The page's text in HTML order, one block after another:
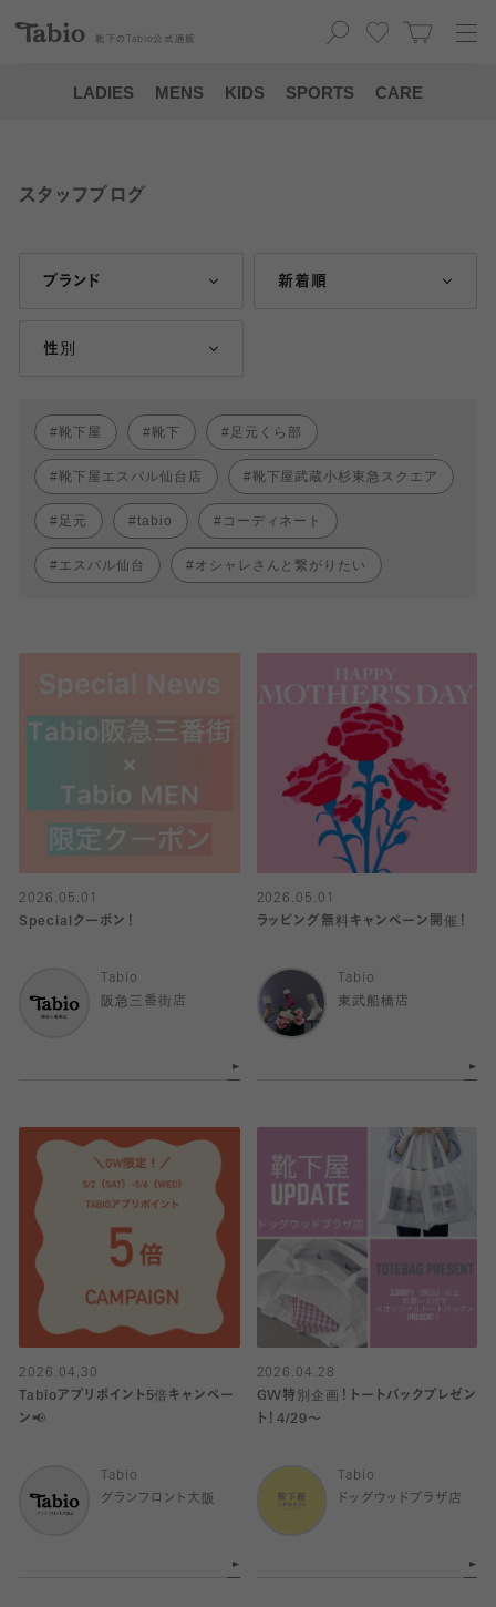
靴下の Tabio 公式通販
LADIES MENS KIDS SPORTS CARE
スタッフブログ
ブランド 新着順
性別
靴下屋 靴下 足元くら部
靴下屋エスパル仙台店 靴下屋武蔵小杉東急スクエア
足元 tabio コーディネート
エスパル仙台 オシャレさんと繋がりたい
2026.05.01
Specialクーポン！
Tabio
阪急三番街店
2026.05.01
ラッピング無料キャンペーン開催！
Tabio
東武船橋店
2026.04.30
Tabioアプリポイント5倍キャンペー
ン📢
Tabio
グランフロント大阪
2026.04.28
GW特別企画！トートバックプレゼン
ト！4/29〜
Tabio
ドッグウッドプラザ店